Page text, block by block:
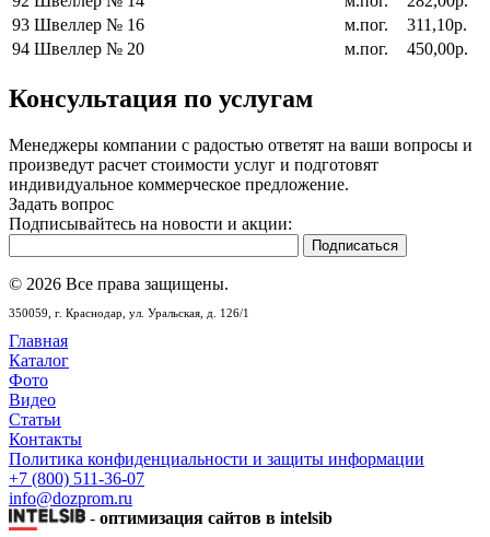
93 Швеллер № 16 м.пог.
311,10р.
94 Швеллер № 20 м.пог. 450,00р.
Консультация по услугам
Менеджеры компании с радостью ответят на ваши вопросы и
произведут расчет стоимости услуг и подготовят
индивидуальное коммерческое предложение.
Задать вопрос
Подписывайтесь на новости и акции:
© 2026 Все права защищены.
350059, г. Краснодар, ул. Уральская, д. 126/1
Главная
Каталог
Фото
Видео
Статьи
Контакты
Политика конфиденциальности и защиты информации
+7 (800) 511-36-07
info@dozprom.ru
- оптимизация сайтов в intelsib